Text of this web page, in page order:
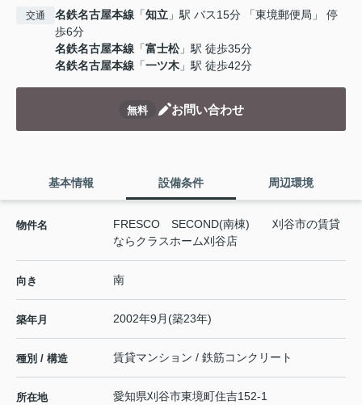
交通 名鉄名古屋本線 「知立 」駅 バス15分 「東境郵便局」 停
歩6分
名鉄名古屋本線 「富士松」駅 徒歩35分
名鉄名古屋本線 「一ツ木 」駅 徒歩42分
無料 お問い合わせ
基本情報 設備条件 周辺環境
物件名
FRESCO SECOND(南棟) 刈谷市の賃貸
ならクラスホーム刈谷店
向き 南
築年月 2002年9月(築23年)
種別 / 構造 賃貸マンション / 鉄筋コンクリート
所在地 愛知県刈谷市東境町住吉152-1